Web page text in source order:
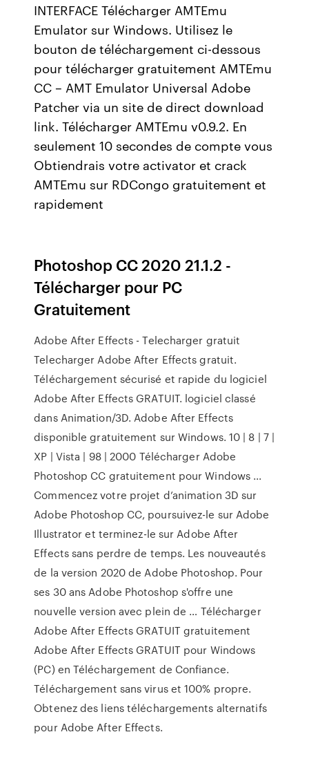
INTERFACE Télécharger AMTEmu
Emulator sur Windows. Utilisez le
bouton de téléchargement ci-dessous
pour télécharger gratuitement AMTEmu
CC – AMT Emulator Universal Adobe
Patcher via un site de direct download
link. Télécharger AMTEmu v0.9.2. En
seulement 10 secondes de compte vous
Obtiendrais votre activator et crack
AMTEmu sur RDCongo gratuitement et
rapidement
Photoshop CC 2020 21.1.2 -
Télécharger pour PC
Gratuitement
Adobe After Effects - Telecharger gratuit
Telecharger Adobe After Effects gratuit.
Téléchargement sécurisé et rapide du logiciel
Adobe After Effects GRATUIT. logiciel classé
dans Animation/3D. Adobe After Effects
disponible gratuitement sur Windows. 10 | 8 | 7 |
XP | Vista | 98 | 2000 Télécharger Adobe
Photoshop CC gratuitement pour Windows ...
Commencez votre projet d’animation 3D sur
Adobe Photoshop CC, poursuivez-le sur Adobe
Illustrator et terminez-le sur Adobe After
Effects sans perdre de temps. Les nouveautés
de la version 2020 de Adobe Photoshop. Pour
ses 30 ans Adobe Photoshop s'offre une
nouvelle version avec plein de … Télécharger
Adobe After Effects GRATUIT gratuitement
Adobe After Effects GRATUIT pour Windows
(PC) en Téléchargement de Confiance.
Téléchargement sans virus et 100% propre.
Obtenez des liens téléchargements alternatifs
pour Adobe After Effects.